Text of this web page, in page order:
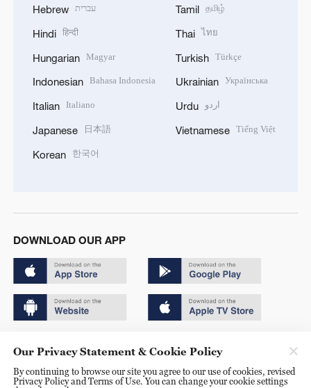
Hebrew עברית
Hindi हिन्दी
Hungarian Magyar
Indonesian Bahasa Indonesia
Italian Italiano
Japanese 日本語
Korean 한국어
Tamil தமிழ்
Thai ไทย
Turkish Türkçe
Ukrainian Українська
Urdu اردو
Vietnamese Tiếng Việt
DOWNLOAD OUR APP
京ICP备20000184号
Our Privacy Statement & Cookie Policy
By continuing to browse our site you agree to our use of cookies, revised
Privacy Policy and Terms of Use. You can change your cookie settings